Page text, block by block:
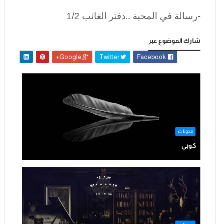
-رسالة في المحبة ..دفتر الغائب 1/2
شارك الموضوع عبر
Facebook
Twitter
مدونات
كوبي